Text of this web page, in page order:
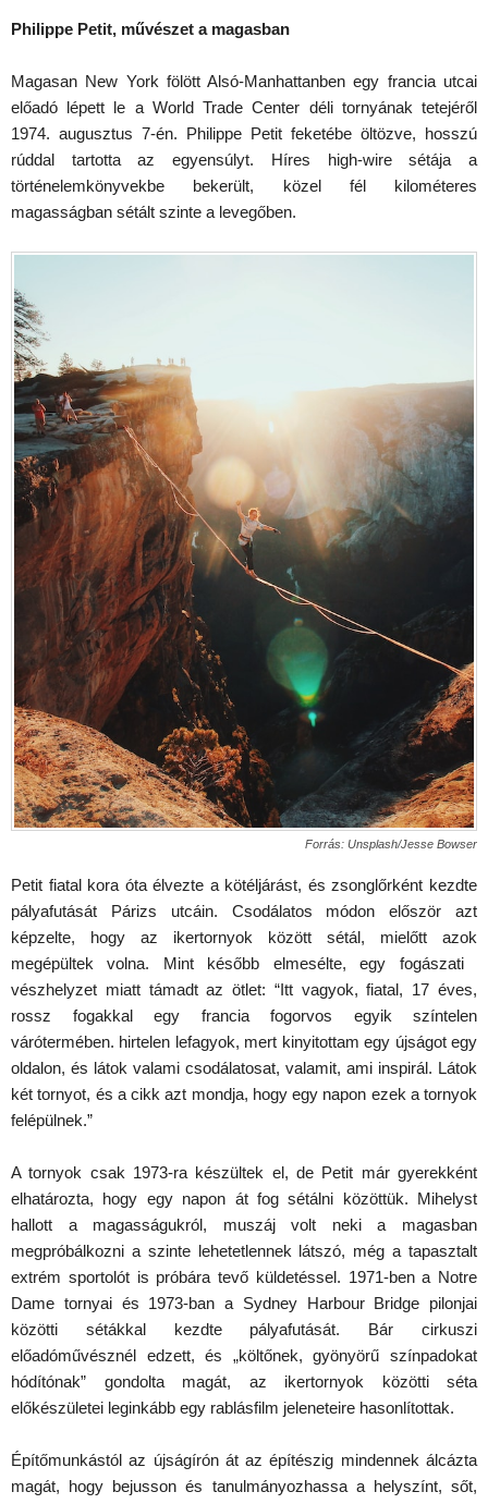
Philippe Petit, művészet a magasban
Magasan New York fölött Alsó-Manhattanben egy francia utcai
előadó lépett le a World Trade Center déli tornyának tetejéről
1974. augusztus 7-én. Philippe Petit feketébe öltözve, hosszú
rúddal tartotta az egyensúlyt. Híres high-wire sétája a
történelemkönyvekbe bekerült, közel fél kilométeres
magasságban sétált szinte a levegőben.
Forrás: Unsplash/Jesse Bowser
Petit fiatal kora óta élvezte a kötéljárást, és zsonglőrként kezdte
pályafutását Párizs utcáin. Csodálatos módon először azt
képzelte, hogy az ikertornyok között sétál, mielőtt azok
megépültek volna. Mint később elmesélte, egy fogászati ​​
vészhelyzet miatt támadt az ötlet: “Itt vagyok, fiatal, 17 éves,
rossz fogakkal egy francia fogorvos egyik színtelen
várótermében. hirtelen lefagyok, mert kinyitottam egy újságot egy
oldalon, és látok valami csodálatosat, valamit, ami inspirál. Látok
két tornyot, és a cikk azt mondja, hogy egy napon ezek a tornyok
felépülnek.”
A tornyok csak 1973-ra készültek el, de Petit már gyerekként
elhatározta, hogy egy napon át fog sétálni közöttük. Mihelyst
hallott a magasságukról, muszáj volt neki a magasban
megpróbálkozni a szinte lehetetlennek látszó, még a tapasztalt
extrém sportolót is próbára tevő küldetéssel. 1971-ben a Notre
Dame tornyai és 1973-ban a Sydney Harbour Bridge pilonjai
közötti sétákkal kezdte pályafutását. Bár cirkuszi
előadóművésznél edzett, és „költőnek, gyönyörű színpadokat
hódítónak” gondolta magát, az ikertornyok közötti séta
előkészületei leginkább egy rablásfilm jeleneteire hasonlítottak.
Építőmunkástól az újságírón át az építészig mindennek álcázta
magát, hogy bejusson és tanulmányozhassa a helyszínt, sőt,